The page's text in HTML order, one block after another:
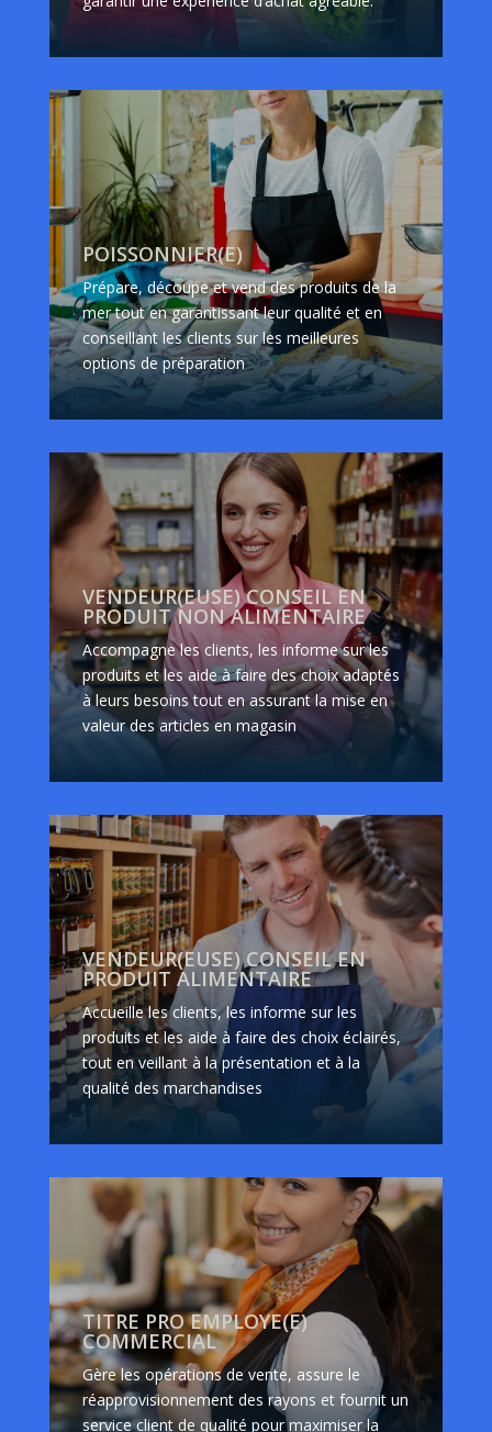
POISSONNIER(E)
Prépare, découpe et vend des produits de la
mer tout en garantissant leur qualité et en
conseillant les clients sur les meilleures
options de préparation
VENDEUR(EUSE) CONSEIL EN
PRODUIT NON ALIMENTAIRE
Accompagne les clients, les informe sur les
produits et les aide à faire des choix adaptés
à leurs besoins tout en assurant la mise en
valeur des articles en magasin
VENDEUR(EUSE) CONSEIL EN
PRODUIT ALIMENTAIRE
Accueille les clients, les informe sur les
produits et les aide à faire des choix éclairés,
tout en veillant à la présentation et à la
qualité des marchandises
TITRE PRO EMPLOYE(E)
COMMERCIAL
Gère les opérations de vente, assure le
réapprovisionnement des rayons et fournit un
service client de qualité pour maximiser la